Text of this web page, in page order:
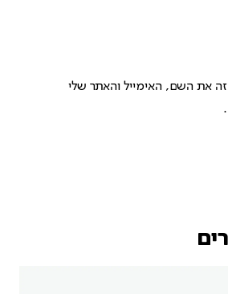
את השם, האימייל והאתר שלי